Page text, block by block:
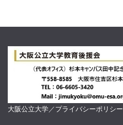
大阪公立大学／プライバシーポリシー